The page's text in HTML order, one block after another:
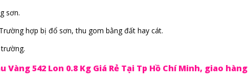
sơn.
hợp bị đổ sơn, thu gom bằng đất hay cát.
542 Lon 0.8 Kg Giá Rẻ Tại Tp Hồ Chí Minh, giao hàng